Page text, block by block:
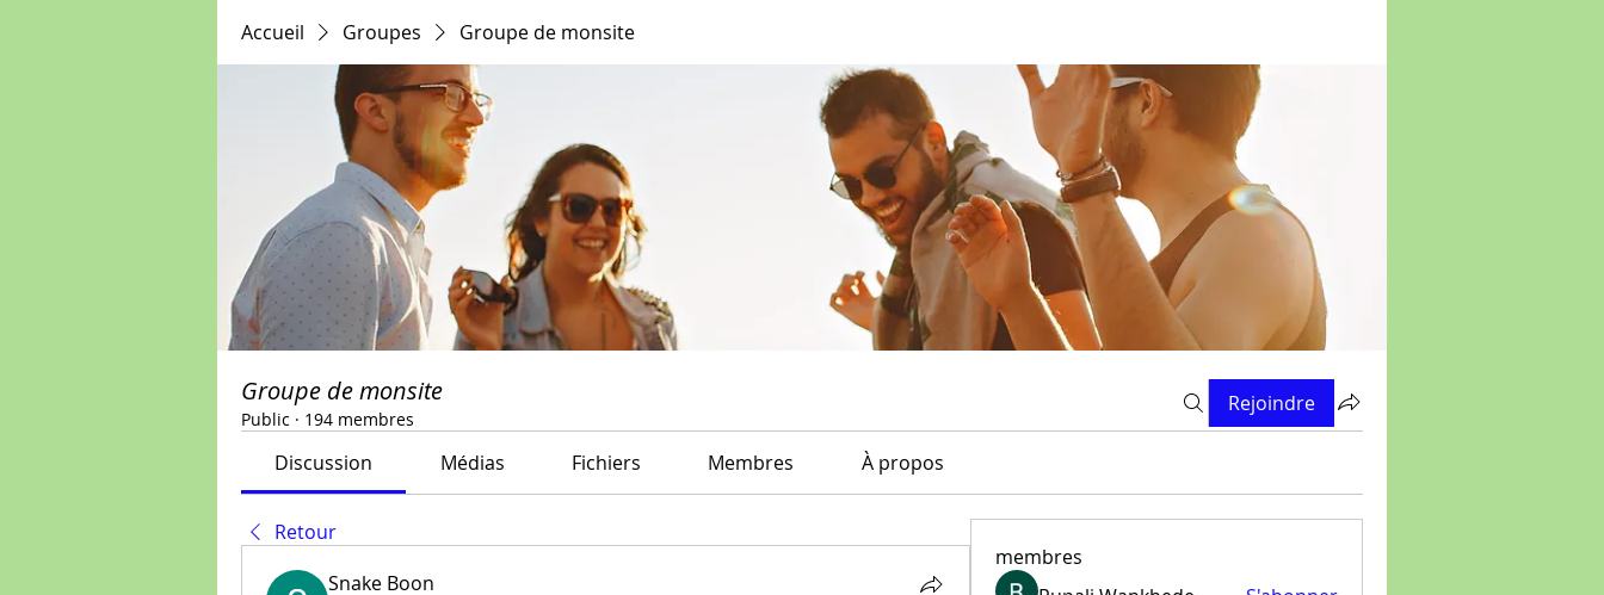
Accueil Groupes Groupe de monsite
Groupe de monsite
Public · 194 membres
Rejoindre
Discussion Médias Fichiers Membres À propos
Retour
Snake Boon
membres